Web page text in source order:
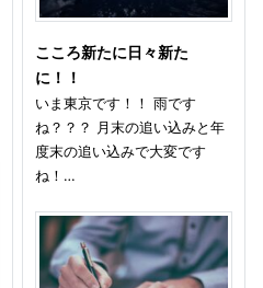
こころ新たに日々新た
に！！
いま東京です！！ 雨です
ね？？？ 月末の追い込みと年
度末の追い込みで大変です
ね！…